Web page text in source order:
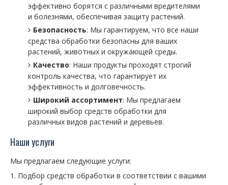
эффективно борятся с различными вредителями
и болезнями, обеспечивая защиту растений.
Безопасность: Мы гарантируем, что все наши
средства обработки безопасны для ваших
растений, животных и окружающей среды.
Качество: Наши продукты проходят строгий
контроль качества, что гарантирует их
эффективность и долговечность.
Широкий ассортимент: Мы предлагаем
широкий выбор средств обработки для
различных видов растений и деревьев.
Наши услуги
Мы предлагаем следующие услуги:
Подбор средств обработки в соответствии с вашими